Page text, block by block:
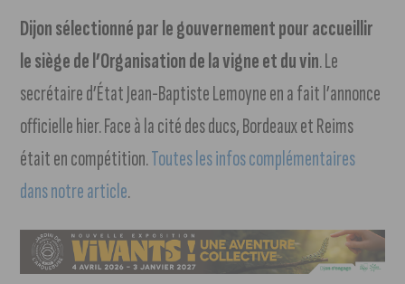
Dijon sélectionné par le gouvernement pour accueillir
le siège de l’Organisation de la vigne et du vin. Le
secrétaire d’État Jean-Baptiste Lemoyne en a fait l’annonce
officielle hier. Face à la cité des ducs, Bordeaux et Reims
était en compétition.Toutes les infos complémentaires
dans notre article.